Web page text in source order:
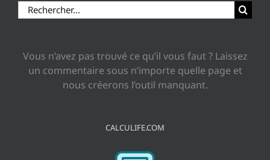
Rechercher:
Vous n’avez pas trouvé ce qu’il vous faut ? Laissez
un commentaire sous n’importe quelle page et
nous créerons l’outil manquant.
CALCULIFE.COM